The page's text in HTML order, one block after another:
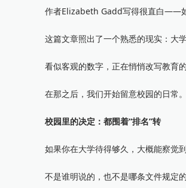
作者Elizabeth Gadd写得很直白——如
这篇文章照出了一个熟悉的现实：大学
看似客观的数字，正在悄悄改写教育的
在那之后，我们开始留意校园的日常。
校园里的决定：都围着“排名”转
如果你在大学待得够久，大概能察觉到
不是谁明说的，也不是哪条文件规定